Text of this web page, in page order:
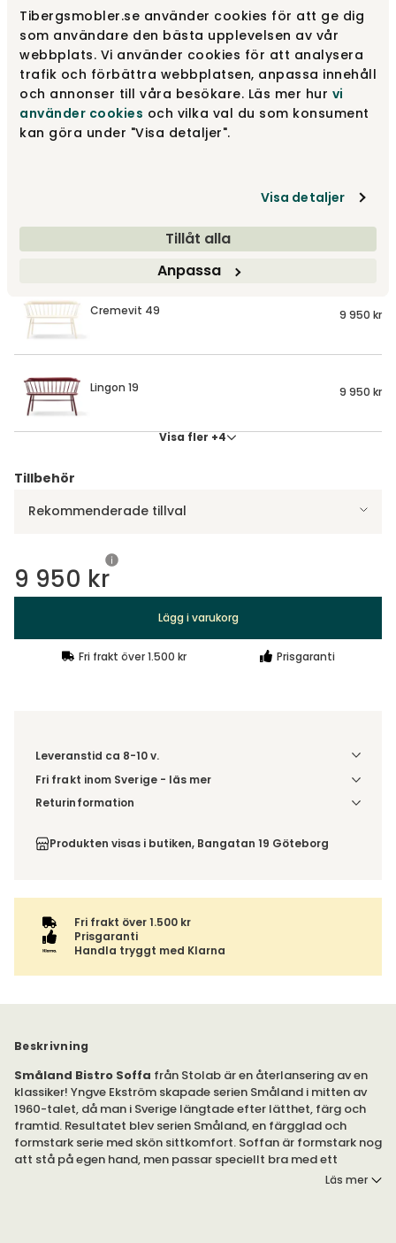
Tibergsmobler.se använder cookies för att ge dig
som användare den bästa upplevelsen av vår
webbplats. Vi använder cookies för att analysera
trafik och förbättra webbplatsen, anpassa innehåll
och annonser till våra besökare. Läs mer hur vi
använder cookies och vilka val du som konsument
kan göra under "Visa detaljer".
Visa detaljer
Tillåt alla
Anpassa
Småland Bistro Köksoffa | Björk
Bistro Brun 75
Varumärke:Stolab
Cremevit 49 9 950 kr
Lingon 19 9 950 kr
Visa fler +4
Tillbehör
Rekommenderade tillval
9 950 kr
Lägg i varukorg
Fri frakt över 1.500 kr Prisgaranti
Leveranstid ca 8-10 v.
Fri frakt inom Sverige - läs mer
Denna vara skickas till din port/tomtgräns. Innan leverans
Beställs varan ihop med andra produkter skickas hela
ordern tillsammans.
Returinformation
inte av ångerrätten.
Produkten visas i butiken, Bangatan 19 Göteborg
Fri frakt över 1.500 kr
Prisgaranti
Handla tryggt med Klarna
Beskrivning
Småland Bistro Soffa från Stolab är en återlansering av en
klassiker! Yngve Ekström skapade serien Småland i mitten av
1960-talet, då man i Sverige längtade efter lätthet, färg och
framtid. Resultatet blev serien Småland, en färgglad och
formstark serie med skön sittkomfort. Soffan är formstark nog
att stå på egen hand, men passar speciellt bra med ett
matbord i köket. Den låga ryggen och mjuka formerna gör den
Läs mer